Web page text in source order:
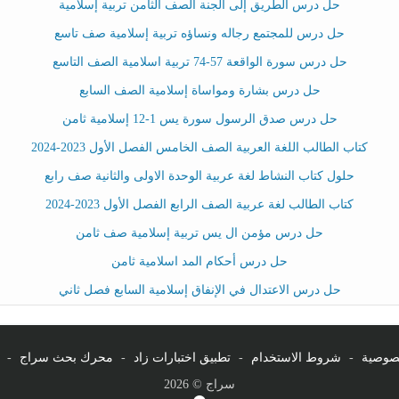
حل درس الطريق إلى الجنة الصف الثامن تربية إسلامية
حل درس للمجتمع رجاله ونساؤه تربية إسلامية صف تاسع
حل درس سورة الواقعة 57-74 تربية اسلامية الصف التاسع
حل درس بشارة ومواساة إسلامية الصف السابع
حل درس صدق الرسول سورة يس 1-12 إسلامية ثامن
كتاب الطالب اللغة العربية الصف الخامس الفصل الأول 2023-2024
حلول كتاب النشاط لغة عربية الوحدة الاولى والثانية صف رابع
كتاب الطالب لغة عربية الصف الرابع الفصل الأول 2023-2024
حل درس مؤمن ال يس تربية إسلامية صف ثامن
حل درس أحكام المد اسلامية ثامن
حل درس الاعتدال في الإنفاق إسلامية السابع فصل ثاني
- شروط الاستخدام - تطبيق اختبارات زاد - محرك بحث سراج -
سراج © 2026